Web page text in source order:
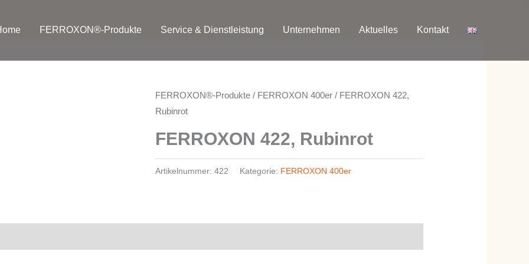
FERROXON®-Produkte Service & Dienstleistung Unternehmen Aktuelles Kontakt
FERROXON®-Produkte / FERROXON 400er / FERROXON 422,
Rubinrot
FERROXON 422, Rubinrot
Artikelnummer:422 Kategorie: FERROXON 400er